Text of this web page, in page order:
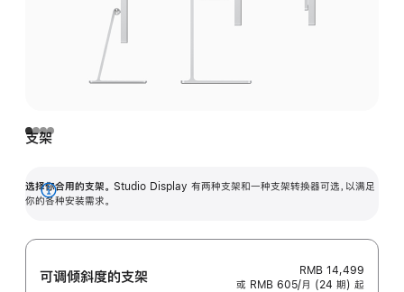
支架
选择你合用的支架。 Studio Display 有两种支架和一种支架转换器可选，以满足
你的各种安装需求。
展
可调倾斜度的支架
RMB 14,499
或 RMB 605/月 (24 期) 起